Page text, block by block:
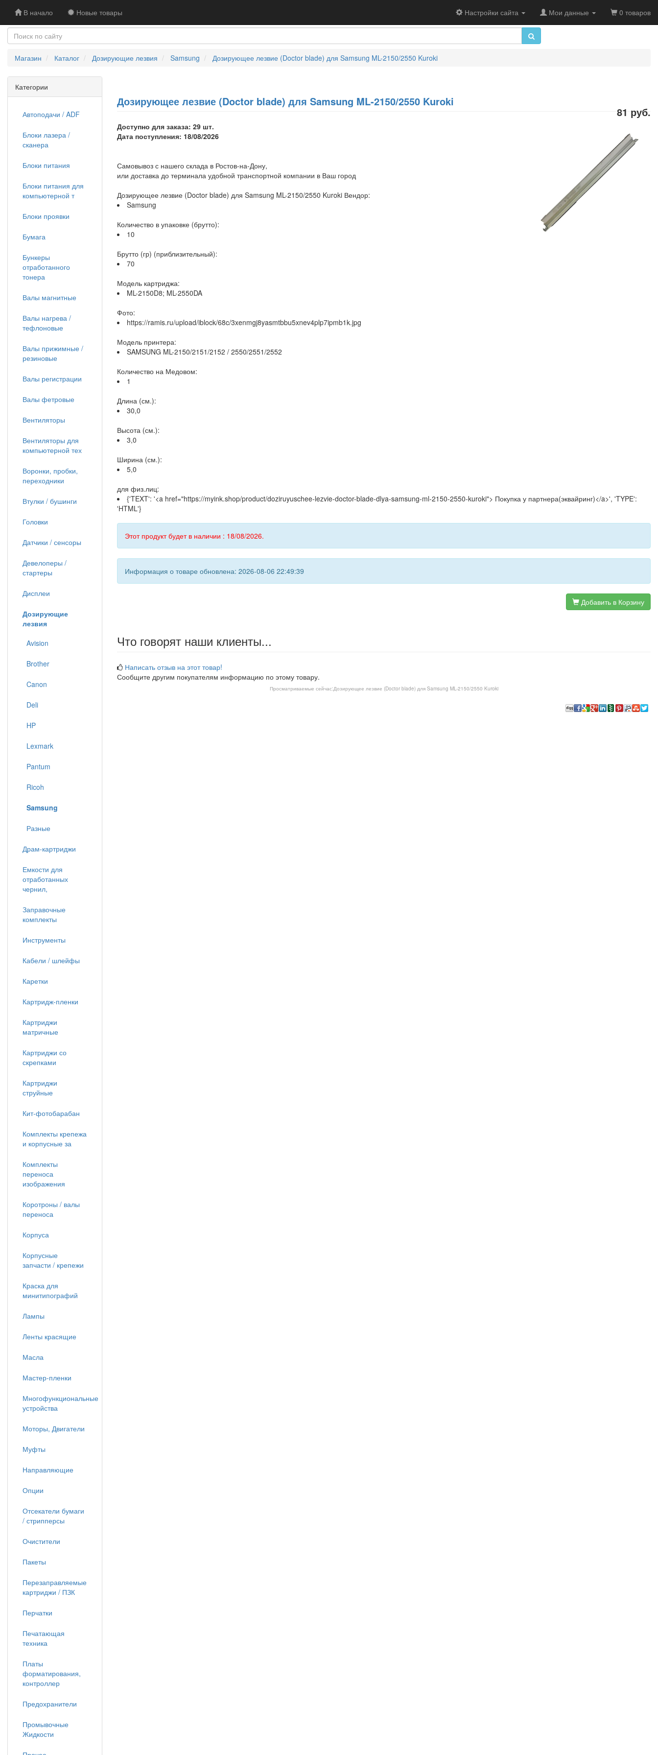
В начало Новые товары Настройки сайта Мои данные 0 товаров
Магазин Каталог Дозирующие лезвия Samsung Дозирующее лезвие (Doctor blade) для Samsung ML-2150/2550 Kuroki
Дозирующее лезвие (Doctor blade) для Samsung ML-2150/2550 Kuroki
81 руб.
Доступно для заказа: 29 шт.
Дата поступления: 18/08/2026
Самовывоз с нашего склада в Ростов-на-Дону,
или доставка до терминала удобной транспортной компании в Ваш город
Дозирующее лезвие (Doctor blade) для Samsung ML-2150/2550 Kuroki Вендор:
Samsung
Количество в упаковке (брутто):
10
Брутто (гр) (приблизительный):
70
Модель картриджа:
ML-2150D8; ML-2550DA
Фото:
https://ramis.ru/upload/iblock/68c/3xenmgj8yasmtbbu5xnev4plp7ipmb1k.jpg
Модель принтера:
SAMSUNG ML-2150/2151/2152 / 2550/2551/2552
Количество на Медовом:
1
Длина (см.):
30,0
Высота (см.):
3,0
Ширина (см.):
5,0
для физ.лиц:
{'TEXT': '<a href="https://myink.shop/product/doziruyuschee-lezvie-doctor-blade-dlya-samsung-ml-2150-2550-kuroki"> Покупка у партнера(эквайринг)</a>', 'TYPE':
'HTML'}
Этот продукт будет в наличии : 18/08/2026.
Информация о товаре обновлена: 2026-08-06 22:49:39
Добавить в Корзину
Что говорят наши клиенты...
Написать отзыв на этот товар!
Сообщите другим покупателям информацию по этому товару.
Просматриваемые сейчас:Дозирующее лезвие (Doctor blade) для Samsung ML-2150/2550 Kuroki
Категории
Автоподачи / ADF
Блоки лазера /
сканера
Блоки питания
Блоки питания для
компьютерной т
Блоки проявки
Бумага
Бункеры
отработанного
тонера
Валы магнитные
Валы нагрева /
тефлоновые
Валы прижимные /
резиновые
Валы регистрации
Валы фетровые
Вентиляторы
Вентиляторы для
компьютерной тех
Воронки, пробки,
переходники
Втулки / бушинги
Головки
Датчики / сенсоры
Девелоперы /
стартеры
Дисплеи
Дозирующие
лезвия
Avision
Brother
Canon
Deli
HP
Lexmark
Pantum
Ricoh
Samsung
Разные
Драм-картриджи
Емкости для
отработанных
чернил,
Заправочные
комплекты
Инструменты
Кабели / шлейфы
Каретки
Картридж-пленки
Картриджи
матричные
Картриджи со
скрепками
Картриджи
струйные
Кит-фотобарабан
Комплекты крепежа
и корпусные за
Комплекты
переноса
изображения
Коротроны / валы
переноса
Корпуса
Корпусные
запчасти / крепежи
Краска для
минитипографий
Лампы
Ленты красящие
Масла
Мастер-пленки
Многофункциональные
устройства
Моторы, Двигатели
Муфты
Направляющие
Опции
Отсекатели бумаги
/ стрипперсы
Очистители
Пакеты
Перезаправляемые
картриджи / ПЗК
Перчатки
Печатающая
техника
Платы
форматирования,
контроллер
Предохранители
Промывочные
Жидкости